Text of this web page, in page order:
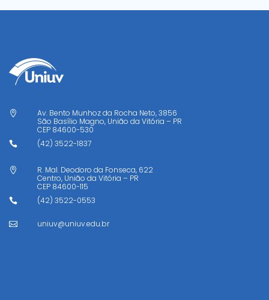

Av. Bento Munhoz da Rocha Neto, 3856
São Basílio Magno, União da Vitória – PR
CEP 84600-530
 (42) 3522-1837

R. Mal. Deodoro da Fonseca, 622
Centro, União da Vitória – PR
CEP 84600-115
 (42) 3522-0553
 uniuv@uniuv.edu.br